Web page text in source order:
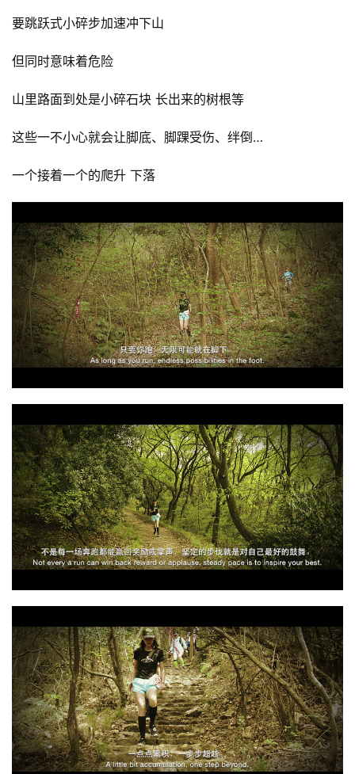
练
频
用
选
运
动
集
要跳跃式小碎步加速冲下山
但同时意味着危险
山里路面到处是小碎石块 长出来的树根等
这些一不小心就会让脚底、脚踝受伤、绊倒…
一个接着一个的爬升 下落